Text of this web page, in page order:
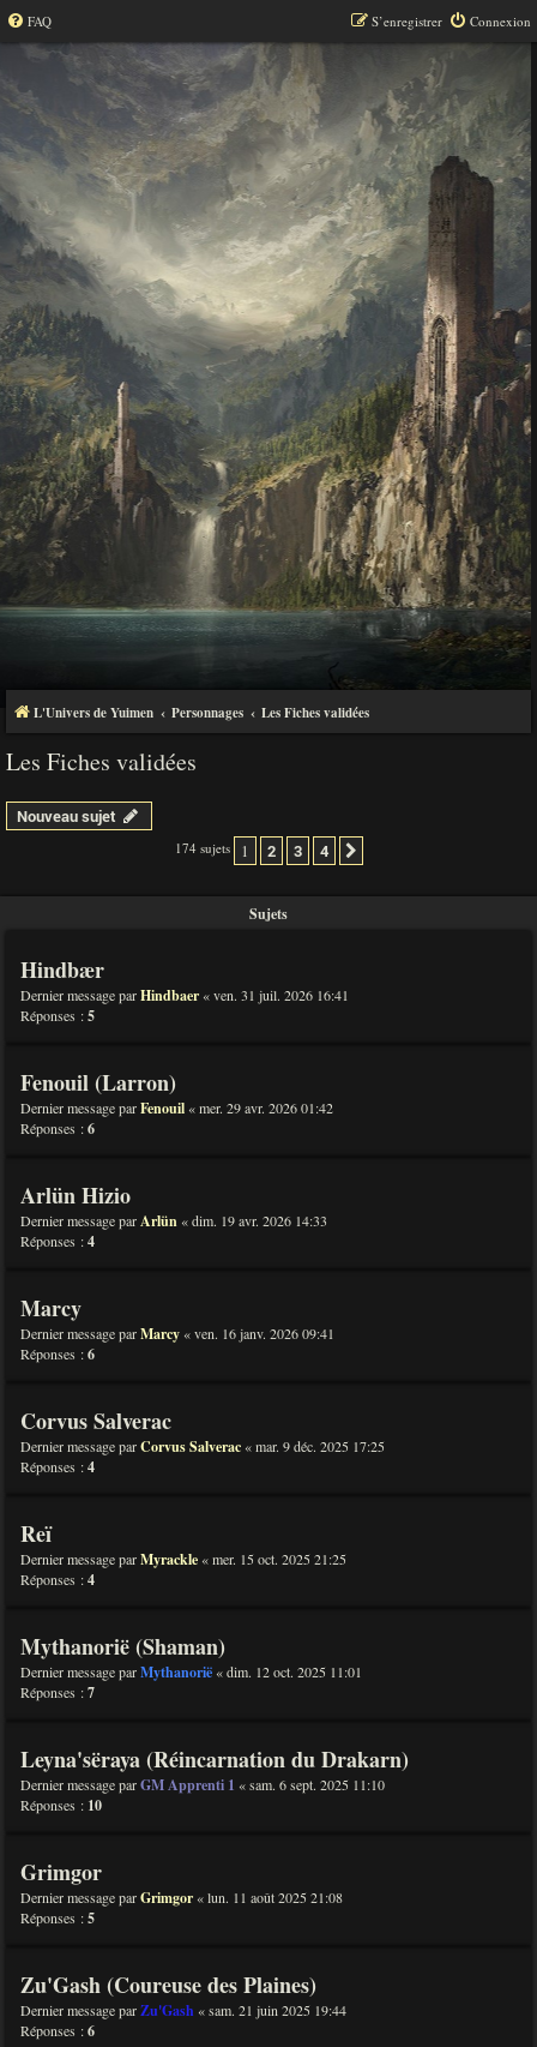
FAQ Connexion
S’enregistrer
L'Univers de Yuimen Personnages Les Fiches validées
Les Fiches validées
Nouveau sujet
174 sujets 1 2 3 4
Sujets
Hindbær
Dernier message parHindbaer «ven. 31 juil. 2026 16:41
Réponses :5
Fenouil (Larron)
Dernier message parFenouil «mer. 29 avr. 2026 01:42
Réponses :6
Arlün Hizio
Dernier message parArlün «dim. 19 avr. 2026 14:33
Réponses :4
Marcy
Dernier message parMarcy «ven. 16 janv. 2026 09:41
Réponses :6
Corvus Salverac
Dernier message parCorvus Salverac «mar. 9 déc. 2025 17:25
Réponses :4
Reï
Dernier message parMyrackle «mer. 15 oct. 2025 21:25
Réponses :4
Mythanorië (Shaman)
Dernier message parMythanorië «dim. 12 oct. 2025 11:01
Réponses :7
Leyna'sëraya (Réincarnation du Drakarn)
Dernier message parGM Apprenti 1 «sam. 6 sept. 2025 11:10
Réponses : 10
Grimgor
Dernier message parGrimgor «lun. 11 août 2025 21:08
Réponses :5
Zu'Gash (Coureuse des Plaines)
Dernier message parZu'Gash «sam. 21 juin 2025 19:44
Réponses :6